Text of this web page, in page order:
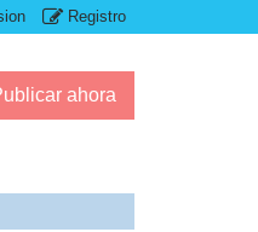
Registro
ahora